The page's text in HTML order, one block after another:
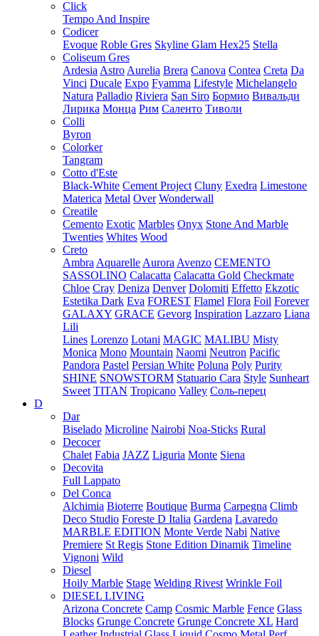
Click
Tempo And Inspire
Codicer
Evoque Roble Gres Skyline Glam Hex25 Stella
Coliseum Gres
Ardesia Astro Aurelia Brera Canova Contea Creta Da
Vinci Ducale Expo Fyamma Lifestyle Michelangelo
Natura Palladio Riviera San Siro Бормио Вивальди
Лирика Монца Рим Саленто Тиволи
Colli
Byron
Colorker
Tangram
Cotto d'Este
Black-White Cement Project Cluny Exedra Limestone
Materica Metal Over Wonderwall
Creatile
Cemento Exotic Marbles Onyx Stone And Marble
Twenties Whites Wood
Creto
Ambra Aquarelle Aurora Avenzo CEMENTO
SASSOLINO Calacatta Calacatta Gold Checkmate
Chloe Cray Deniza Denver Dolomiti Effetto Ekzotic
Estetika Dark Eva FOREST Flamel Flora Foil Forever
GALAXY GRACE Gevorg Inspiration Lazzaro Liana
Lili
Lines Lorenzo Lotani MAGIC MALIBU Misty
Monica Mono Mountain Naomi Neutron Pacific
Pandora Pastel Persian White Poluna Poly Purity
SHINE SNOWSTORM Statuario Cara Style Sunheart
Sweet TITAN Tropicano Valley Соль-перец
D
Dar
Biselado Microline Nairobi Noa-Sticks Rural
Decocer
Chalet Fabia JAZZ Liguria Monte Siena
Decovita
Full Lappato
Del Conca
Alchimia Bioterre Boutique Burma Carpegna Climb
Deco Studio Foreste D Italia Gardena Lavaredo
MARBLE EDITION Monte Verde Nabi Native
Premiere St Regis Stone Edition Dinamik Timeline
Vignoni Wild
Diesel
Hoily Marble Stage Welding Rivest Wrinkle Foil
DIESEL LIVING
Arizona Concrete Camp Cosmic Marble Fence Glass
Blocks Grunge Concrete Grunge Concrete XL Hard